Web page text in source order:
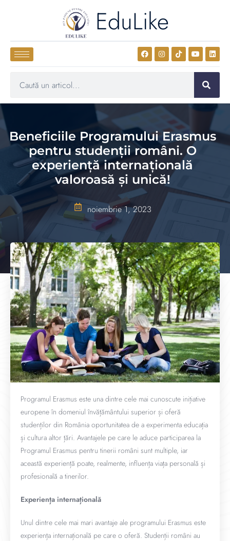
EduLike
Beneficiile Programului Erasmus
pentru studenții români. O
experiență internațională
valoroasă și unică!
noiembrie 1, 2023
Programul Erasmus este una dintre cele mai cunoscute inițiative
europene în domeniul învățământului superior și oferă
studenților din România oportunitatea de a experimenta educația
și cultura altor țări. Avantajele pe care le aduce participarea la
Programul Erasmus pentru tinerii români sunt multiple, iar
această experiență poate, realmente, influența viața personală și
profesională a tinerilor.
Experiența internațională
Unul dintre cele mai mari avantaje ale programului Erasmus este
experiența internațională pe care o oferă. Studenții români au